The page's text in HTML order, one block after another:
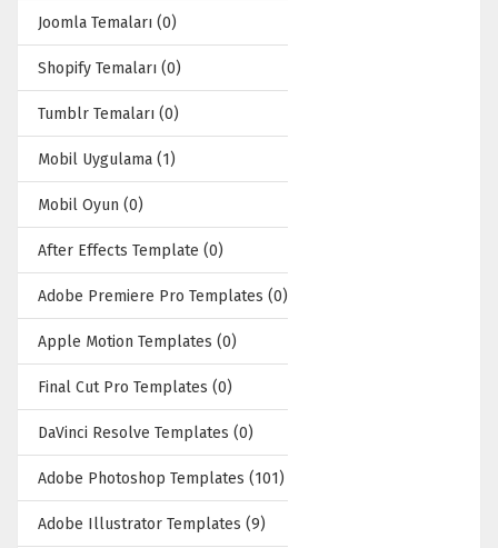
Joomla Temaları (0)
Shopify Temaları (0)
Tumblr Temaları (0)
Mobil Uygulama (1)
Mobil Oyun (0)
After Effects Template (0)
Adobe Premiere Pro Templates (0)
Apple Motion Templates (0)
Final Cut Pro Templates (0)
DaVinci Resolve Templates (0)
Adobe Photoshop Templates (101)
Adobe Illustrator Templates (9)